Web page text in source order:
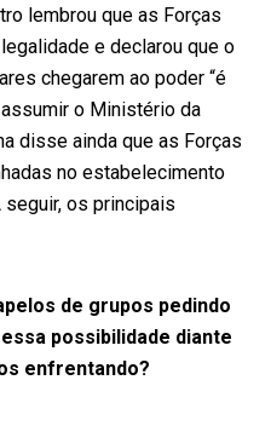
lembrou que as Forças
e declarou que o
chegarem ao poder “é
o Ministério da
disse ainda que as Forças
no estabelecimento
os principais
de grupos pedindo
possibilidade diante
enfrentando?